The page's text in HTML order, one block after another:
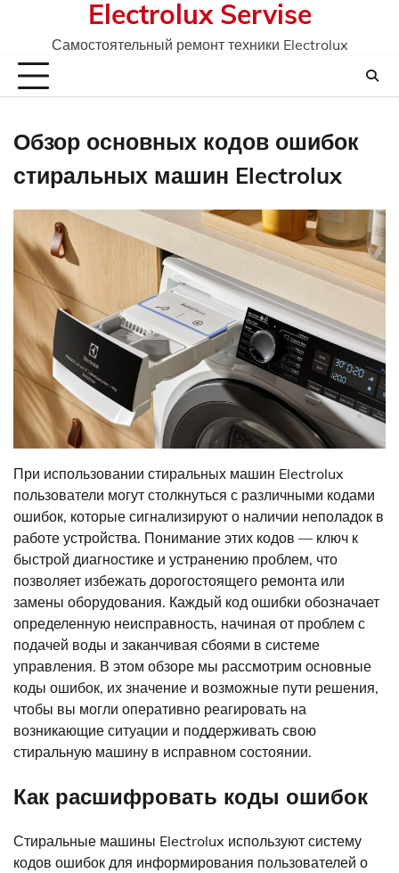
Electrolux Servise
Самостоятельный ремонт техники Electrolux
Обзор основных кодов ошибок
стиральных машин Electrolux
При использовании стиральных машин Electrolux
пользователи могут столкнуться с различными кодами
ошибок, которые сигнализируют о наличии неполадок в
работе устройства. Понимание этих кодов — ключ к
быстрой диагностике и устранению проблем, что
позволяет избежать дорогостоящего ремонта или
замены оборудования. Каждый код ошибки обозначает
определенную неисправность, начиная от проблем с
подачей воды и заканчивая сбоями в системе
управления. В этом обзоре мы рассмотрим основные
коды ошибок, их значение и возможные пути решения,
чтобы вы могли оперативно реагировать на
возникающие ситуации и поддерживать свою
стиральную машину в исправном состоянии.
Как расшифровать коды ошибок
Стиральные машины Electrolux используют систему
кодов ошибок для информирования пользователей о